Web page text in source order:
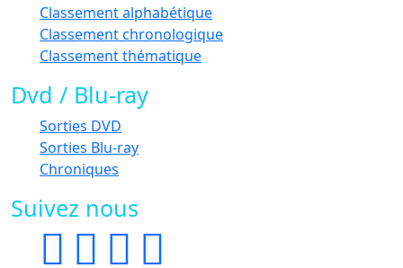
Classement alphabétique
Classement chronologique
Classement thématique
Dvd / Blu-ray
Sorties DVD
Sorties Blu-ray
Chroniques
Suivez nous